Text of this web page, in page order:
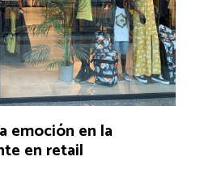
emoción en la
en retail